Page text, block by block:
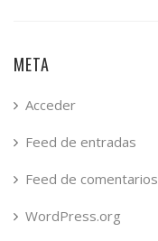
META
Acceder
Feed de entradas
Feed de comentarios
WordPress.org